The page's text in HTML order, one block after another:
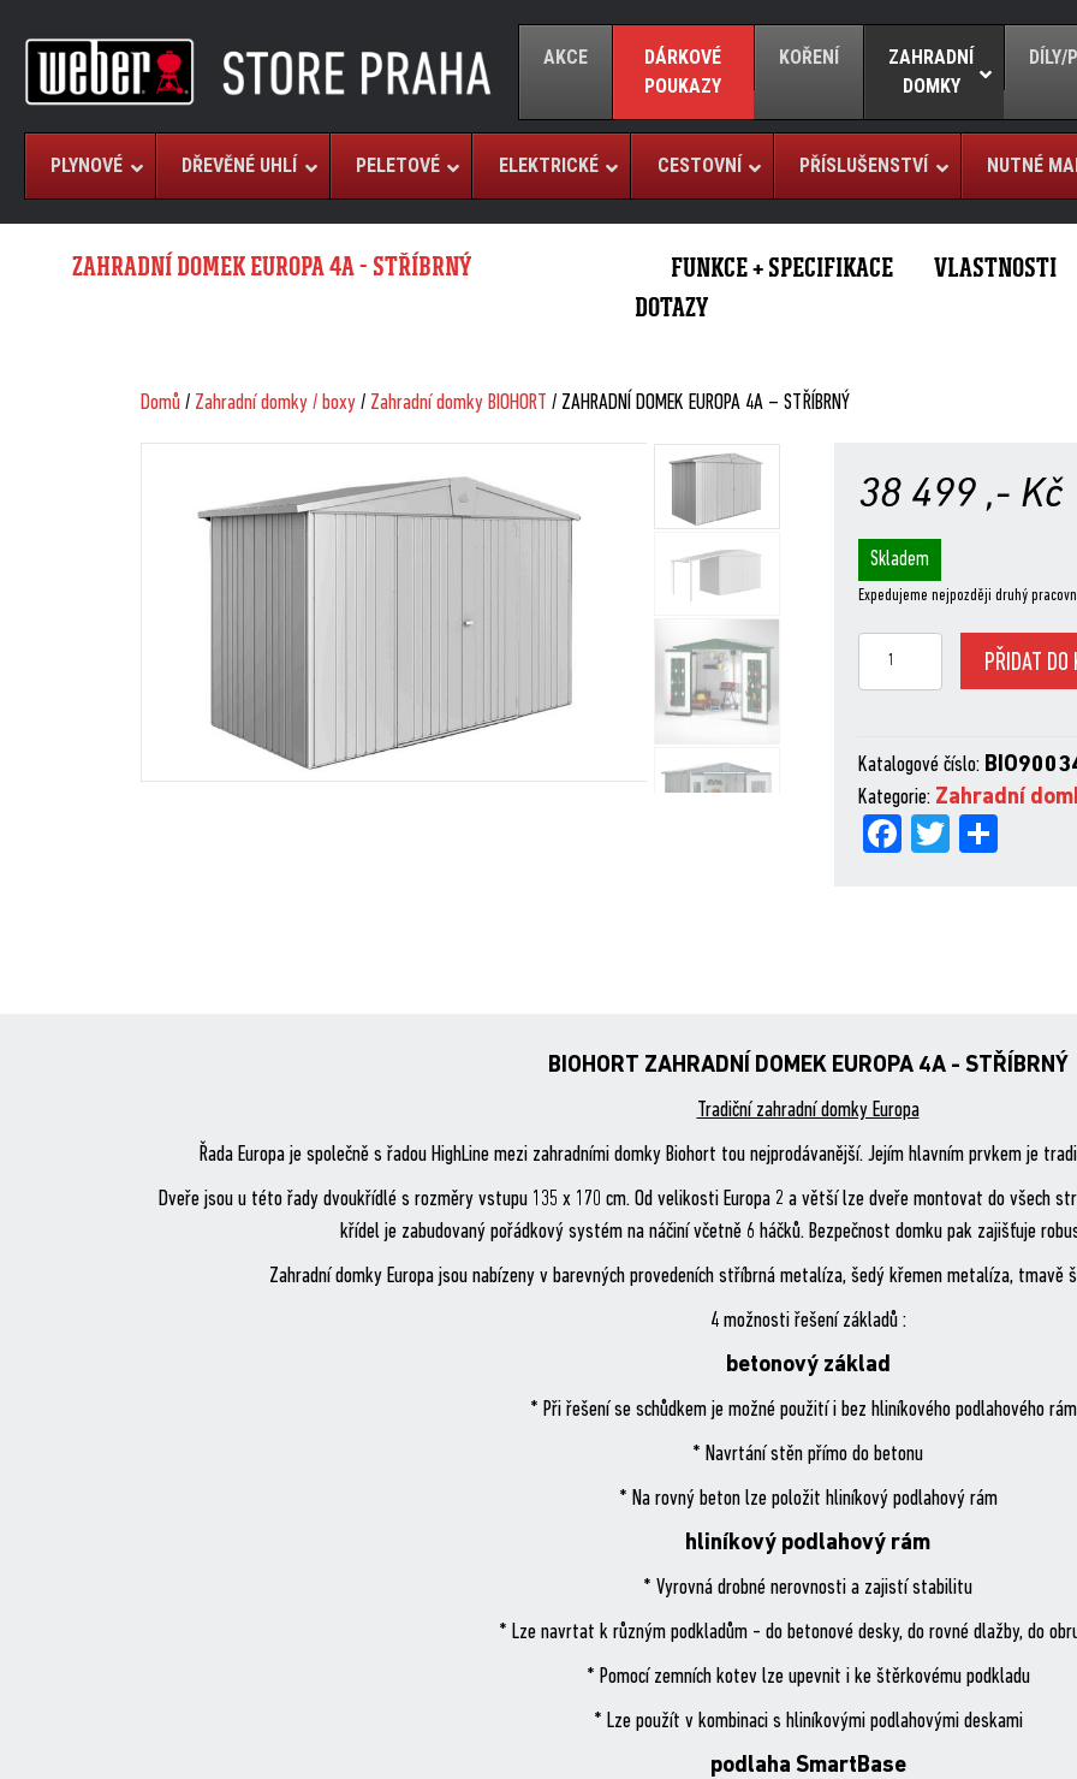
AKCE
DÁRKOVÉ
POUKAZY
KOŘENÍ
ZAHRADNÍ
DOMKY
DÍLY/
PLYNOVÉ DŘEVĚNÉ UHLÍ PELETOVÉ ELEKTRICKÉ CESTOVNÍ PŘÍSLUŠENSTVÍ NUTNÉ
ZAHRADNÍ DOMEK EUROPA 4A - STŘÍBRNÝ FUNKCE + SPECIFIKACE VLASTNOSTI
DOTAZY
Domů/ Zahradní domky / boxy/ Zahradní domky BIOHORT / ZAHRADNÍ DOMEK EUROPA 4A – STŘÍBRNÝ
38 499 ,- Kč
Skladem
Expedujeme nejpozději druhý
ZAHRADNÍ
-
STŘÍBRNÝ
množství
PŘIDAT DO
Katalogové číslo:
Kategorie: Zahradní
Fa
Tw
BIOHORT ZAHRADNÍ DOMEK EUROPA 4A - STŘÍBRNÝ
Tradiční zahradní domky Europa
Řada Europa je společně s řadou HighLine mezi zahradními domky Biohort tou nejprodávanější. Jejím hlavním prvkem je
Dveře jsou u této řady dvoukřídlé s rozměry vstupu 135 x 170 cm. Od velikosti Europa 2 a větší lze dveře montovat do všech
křídel je zabudovaný pořádkový systém na náčiní včetně 6 háčků. Bezpečnost domku pak zajišťuje
Zahradní domky Europa jsou nabízeny v barevných provedeních stříbrná metalíza, šedý křemen metalíza,
4 možnosti řešení základů :
betonový základ
* Při řešení se schůdkem je možné použití i bez hliníkového podlahového
* Navrtání stěn přímo do betonu
* Na rovný beton lze položit hliníkový podlahový rám
hliníkový podlahový rám
* Vyrovná drobné nerovnosti a zajistí stabilitu
* Lze navrtat k různým podkladům - do betonové desky, do rovné dlažby, do
* Pomocí zemních kotev lze upevnit i ke štěrkovému podkladu
* Lze použít v kombinaci s hliníkovými podlahovými deskami
podlaha SmartBase